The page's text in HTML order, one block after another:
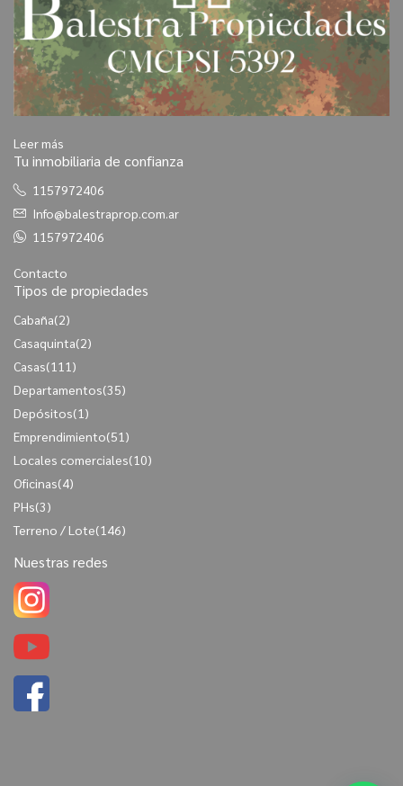
Leer más
Tu inmobiliaria de confianza
1157972406
Info@balestraprop.com.ar
1157972406
Contacto
Tipos de propiedades
Cabaña(2)
Casaquinta(2)
Casas(111)
Departamentos(35)
Depósitos(1)
Emprendimiento(51)
Locales comerciales(10)
Oficinas(4)
PHs(3)
Terreno / Lote(146)
Nuestras redes